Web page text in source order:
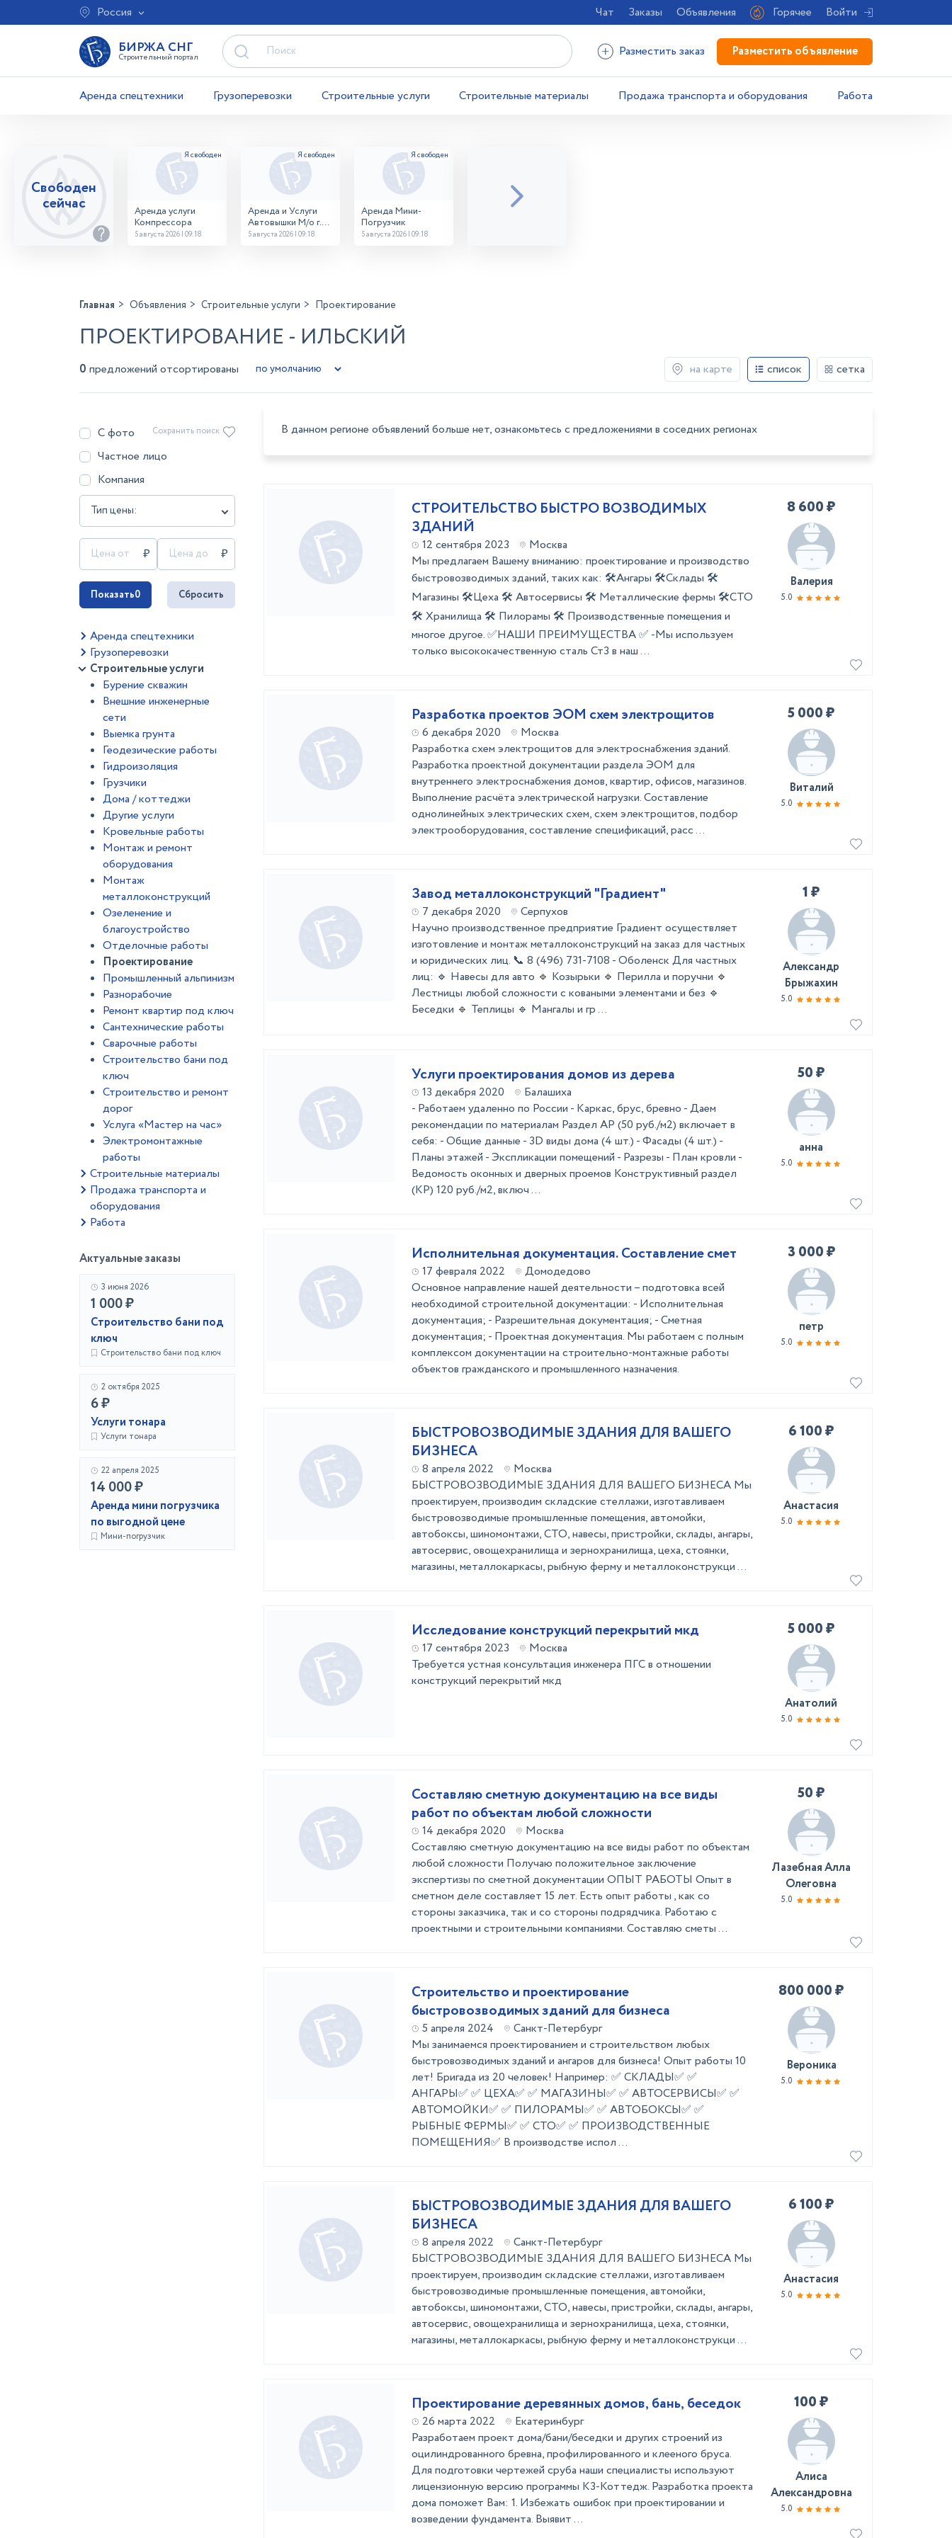
Россия Чат Заказы Объявления Горячее Войти
БИРЖА СНГ
Строительный портал Разместить заказ Разместить объявление
Аренда спецтехники Грузоперевозки Строительные услуги Строительные материалы Продажа транспорта и оборудования Работа
Свободен
сейчас
Аренда услуги
Компрессора
5 августа 2026 | 09:18
Аренда и Услуги
Автовышки М/о г.
Домодедово
5 августа 2026 | 09:18
Аренда Мини-
Погрузчик
5 августа 2026 | 09:18
Главная Объявления Строительные услуги Проектирование
ПРОЕКТИРОВАНИЕ - ИЛЬСКИЙ
0 предложений отсортированы на карте список сетка
С фото
Частное лицо
Компания
Тип цены:
Сохранить поиск
Показать0 Сбросить
Аренда спецтехники
Грузоперевозки
Строительные услуги
Бурение скважин
Внешние инженерные
сети
Выемка грунта
Геодезические работы
Гидроизоляция
Грузчики
Дома / коттеджи
Другие услуги
Кровельные работы
Монтаж и ремонт
оборудования
Монтаж
металлоконструкций
Озеленение и
благоустройство
Отделочные работы
Проектирование
Промышленный альпинизм
Разнорабочие
Ремонт квартир под ключ
Сантехнические работы
Сварочные работы
Строительство бани под
ключ
Строительство и ремонт
дорог
Услуга «Мастер на час»
Электромонтажные
работы
Строительные материалы
Продажа транспорта и
оборудования
Работа
Актуальные заказы
3 июня 2026
1 000 ₽
Строительство бани под
ключ
Строительство бани под ключ
2 октября 2025
6 ₽
Услуги тонара
Услуги тонара
22 апреля 2025
14 000 ₽
Аренда мини погрузчика
по выгодной цене
Мини-погрузчик
В данном регионе объявлений больше нет, ознакомьтесь с предложениями в соседних регионах
СТРОИТЕЛЬСТВО БЫСТРО ВОЗВОДИМЫХ
ЗДАНИЙ
12 сентября 2023
Москва
Мы предлагаем Вашему вниманию: проектирование и производство
быстровозводимых зданий, таких как: 🛠️Ангары 🛠️Склады 🛠️
Магазины 🛠️Цеха 🛠️ Автосервисы 🛠️ Металлические фермы 🛠️СТО
🛠️ Хранилища 🛠️ Пилорамы 🛠️ Производственные помещения и
многое другое. ✅НАШИ ПРЕИМУЩЕСТВА ✅ -Мы используем
только высококачественную сталь Ст3 в наш ...
8 600 ₽
Валерия
5.0
Разработка проектов ЭОМ схем электрощитов
6 декабря 2020
Москва
Разработка схем электрощитов для электроснабжения зданий.
Разработка проектной документации раздела ЭОМ для
внутреннего электроснабжения домов, квартир, офисов, магазинов.
Выполнение расчёта электрической нагрузки. Составление
однолинейных электрических схем, схем электрощитов, подбор
электрооборудования, составление спецификаций, расс ...
5 000 ₽
Виталий
5.0
Завод металлоконструкций "Градиент"
7 декабря 2020
Серпухов
Научно производственное предприятие Градиент осуществляет
изготовление и монтаж металлоконструкций на заказ для частных
и юридических лиц. 📞 8 (496) 731-7108 - Оболенск Для частных
лиц: 🔹 Навесы для авто 🔹 Козырьки 🔹 Перилла и поручни 🔹
Лестницы любой сложности с коваными элементами и без 🔹
Беседки 🔹 Теплицы 🔹 Мангалы и гр ...
1 ₽
Александр
Брыжахин
5.0
Услуги проектирования домов из дерева
13 декабря 2020
Балашиха
- Работаем удаленно по России - Каркас, брус, бревно - Даем
рекомендации по материалам Раздел АР (50 руб./м2) включает в
себя: - Общие данные - 3D виды дома (4 шт.) - Фасады (4 шт.) -
Планы этажей - Экспликации помещений - Разрезы - План кровли -
Ведомость оконных и дверных проемов Конструктивный раздел
(КР) 120 руб./м2, включ ...
50 ₽
анна
5.0
Исполнительная документация. Составление смет
17 февраля 2022
Домодедово
Основное направление нашей деятельности – подготовка всей
необходимой строительной документации: - Исполнительная
документация; - Разрешительная документация; - Сметная
документация; - Проектная документация. Мы работаем с полным
комплексом документации на строительно-монтажные работы
объектов гражданского и промышленного назначения.
3 000 ₽
петр
5.0
БЫСТРОВОЗВОДИМЫЕ ЗДАНИЯ ДЛЯ ВАШЕГО
БИЗНЕСА
8 апреля 2022
Москва
БЫСТРОВОЗВОДИМЫЕ ЗДАНИЯ ДЛЯ ВАШЕГО БИЗНЕСА Мы
проектируем, производим складские стеллажи, изготавливаем
быстровозводимые промышленные помещения, автомойки,
автобоксы, шиномонтажи, СТО, навесы, пристройки, склады, ангары,
автосервис, овощехранилища и зернохранилища, цеха, стоянки,
магазины, металлокаркасы, рыбную ферму и металлоконструкци ...
6 100 ₽
Анастасия
5.0
Исследование конструкций перекрытий мкд
17 сентября 2023
Москва
Требуется устная консультация инженера ПГС в отношении
конструкций перекрытий мкд
5 000 ₽
Анатолий
5.0
Составляю сметную документацию на все виды
работ по объектам любой сложности
14 декабря 2020
Москва
Составляю сметную документацию на все виды работ по объектам
любой сложности Получаю положительное заключение
экспертизы по сметной документации ОПЫТ РАБОТЫ Опыт в
сметном деле составляет 15 лет. Есть опыт работы , как со
стороны заказчика, так и со стороны подрядчика. Работаю с
проектными и строительными компаниями. Составляю сметы ...
50 ₽
Лазебная Алла
Олеговна
5.0
Строительство и проектирование
быстровозводимых зданий для бизнеса
5 апреля 2024
Санкт-Петербург
Мы занимаемся проектированием и строительством любых
быстровозводимых зданий и ангаров для бизнеса! Опыт работы 10
лет! Бригада из 20 человек! Например: ✅ СКЛАДЫ✅ ✅
АНГАРЫ✅ ✅ ЦЕХА✅ ✅ МАГАЗИНЫ✅ ✅ АВТОСЕРВИСЫ✅ ✅
АВТОМОЙКИ✅ ✅ ПИЛОРАМЫ✅ ✅ АВТОБОКСЫ✅ ✅
РЫБНЫЕ ФЕРМЫ✅ ✅ СТО✅ ✅ ПРОИЗВОДСТВЕННЫЕ
ПОМЕЩЕНИЯ✅ В производстве испол ...
800 000 ₽
Вероника
5.0
БЫСТРОВОЗВОДИМЫЕ ЗДАНИЯ ДЛЯ ВАШЕГО
БИЗНЕСА
8 апреля 2022
Санкт-Петербург
БЫСТРОВОЗВОДИМЫЕ ЗДАНИЯ ДЛЯ ВАШЕГО БИЗНЕСА Мы
проектируем, производим складские стеллажи, изготавливаем
быстровозводимые промышленные помещения, автомойки,
автобоксы, шиномонтажи, СТО, навесы, пристройки, склады, ангары,
автосервис, овощехранилища и зернохранилища, цеха, стоянки,
магазины, металлокаркасы, рыбную ферму и металлоконструкци ...
6 100 ₽
Анастасия
5.0
Проектирование деревянных домов, бань, беседок
26 марта 2022
Екатеринбург
Разработаем проект дома/бани/беседки и других строений из
оцилиндрованного бревна, профилированного и клееного бруса.
Для подготовки чертежей сруба наши специалисты используют
лицензионную версию программы К3-Коттедж. Разработка проекта
дома поможет Вам: 1. Избежать ошибок при проектировании и
возведении фундамента. Выявит ...
100 ₽
Алиса
Александровна
5.0